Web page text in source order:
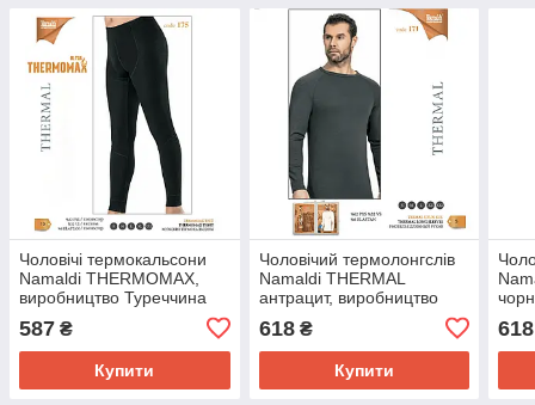
Чоловічі термокальсони
Namaldi THERMOMAX,
виробництво Туреччина
587 ₴
Купити
Чоловічий термолонгслів
Namaldi THERMAL
антрацит, виробництво
618₴
Купити
618